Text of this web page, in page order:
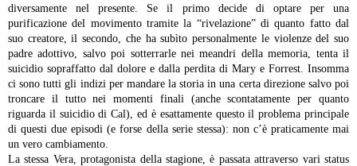
diversamente nel presente. Se il primo decide di optare per una
purificazione del movimento tramite la “rivelazione” di quanto fatto dal
suo creatore, il secondo, che ha subìto personalmente le violenze del suo
padre adottivo, salvo poi sotterrarle nei meandri della memoria, tenta il
suicidio sopraffatto dal dolore e dalla perdita di Mary e Forrest. Insomma
ci sono tutti gli indizi per mandare la storia in una certa direzione salvo poi
troncare il tutto nei momenti finali (anche scontatamente per quanto
riguarda il suicidio di Cal), ed è esattamente questo il problema principale
di questi due episodi (e forse della serie stessa): non c’è praticamente mai
un vero cambiamento.
La stessa Vera, protagonista della stagione, è passata attraverso vari status